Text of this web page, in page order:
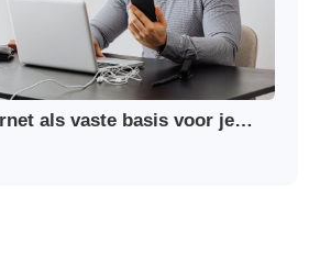
als vaste basis voor je…